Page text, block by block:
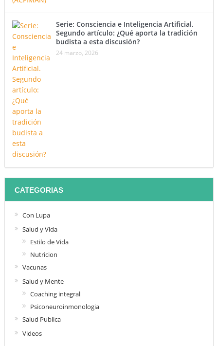
Serie: Consciencia e Inteligencia Artificial.
Segundo artículo: ¿Qué aporta la tradición
budista a esta discusión?
24 marzo, 2026
CATEGORIAS
Con Lupa
Salud y Vida
Estilo de Vida
Nutricion
Vacunas
Salud y Mente
Coaching integral
Psiconeuroinmonologia
Salud Publica
Videos